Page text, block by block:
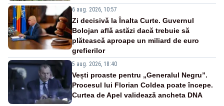
6 aug. 2026, 10:57
Zi decisivă la Înalta Curte. Guvernul
Bolojan află astăzi dacă trebuie să
plătească aproape un miliard de euro
grefierilor
5 aug. 2026, 18:40
Vești proaste pentru „Generalul Negru”.
Procesul lui Florian Coldea poate începe.
Curtea de Apel validează ancheta DNA